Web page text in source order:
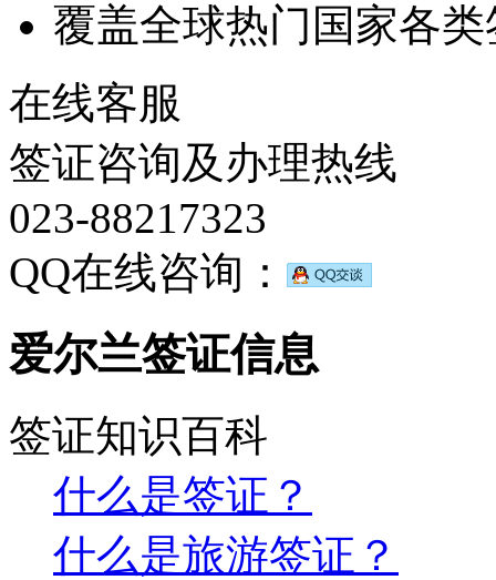
覆盖全球热门国家各类
在线客服
签证咨询及办理热线
023-88217323
QQ在线咨询：
爱尔兰签证信息
签证知识百科
什么是签证？
什么是旅游签证？